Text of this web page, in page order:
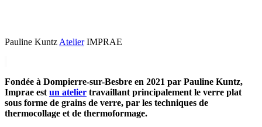
Pauline Kuntz AtelierIMPRAE
Fondée à Dompierre-sur-Besbre en 2021 par Pauline Kuntz,
Imprae est un atelier travaillant principalement le verre plat
sous forme de grains de verre, par les techniques de
thermocollage et de thermoformage.